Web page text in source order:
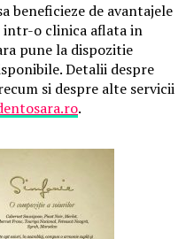
beneficieze de avantajele
intr-o clinica aflata in
pune la dispozitie
Detalii despre
si despre alte servicii
.